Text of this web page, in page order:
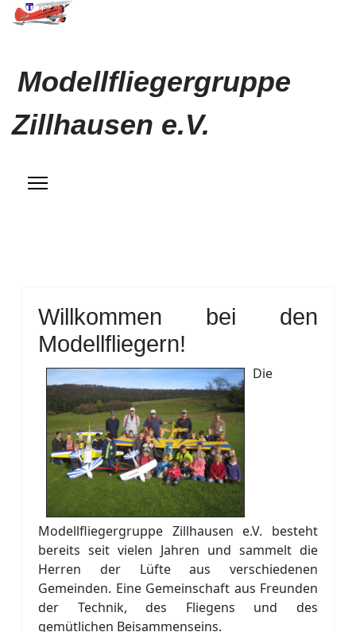
Modellfliegergruppe
Zillhausen e.V.
Willkommen bei den
Modellfliegern!
Die
Modellfliegergruppe Zillhausen e.V. besteht
bereits seit vielen Jahren und sammelt die
Herren der Lüfte aus verschiedenen
Gemeinden. Eine Gemeinschaft aus Freunden
der Technik, des Fliegens und des
gemütlichen Beisammenseins.